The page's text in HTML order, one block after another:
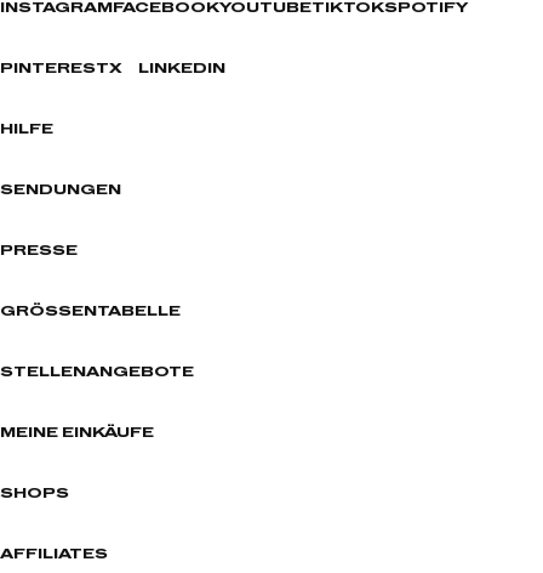
INSTAGRAM FACEBOOKYOUTUBETIKTOKSPOTIFY
PINTERESTX LINKEDIN
HILFE
SENDUNGEN
PRESSE
GRÖSSENTABELLE
STELLENANGEBOTE
MEINE EINKÄUFE
SHOPS
AFFILIATES